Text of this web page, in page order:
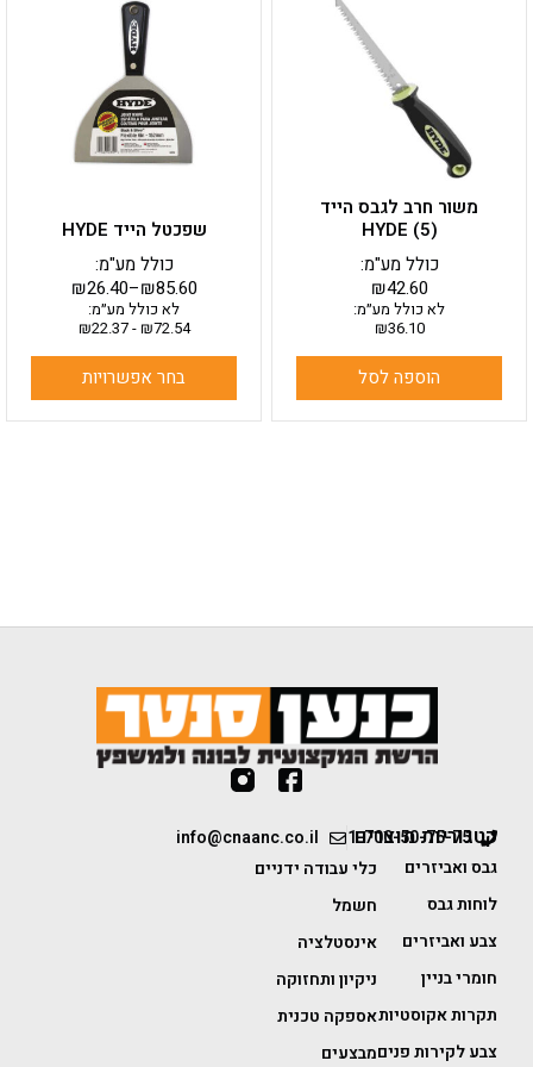
משור חרב לגבס הייד
HYDE (5)
₪42.60
כולל מע"מ:
לא כולל מע״מ:
₪36.10
הוספה לסל
שפכטל הייד HYDE
₪26.40–₪85.60
כולל מע"מ:
לא כולל מע״מ:
₪72.54
-
₪22.37
בחר אפשרויות
יש
מספר
סוגים.
ניתן
לבחור
את
האפשרויות
1-700-50-75-75
info@cnaanc.co.il קטגוריות מוצרים
גבס ואביזרים
לוחות גבס
צבע ואביזרים
חומרי בניין
תקרות אקוסטיות
צבע לקירות פנים
כלי עבודה ידניים
חשמל
אינסטלציה
ניקיון ותחזוקה
אספקה טכנית
מבצעים